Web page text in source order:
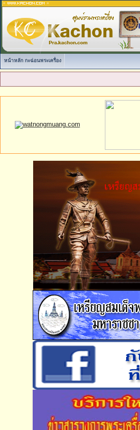
หน้าหลัก กะฉ่อนพระเครื่อง